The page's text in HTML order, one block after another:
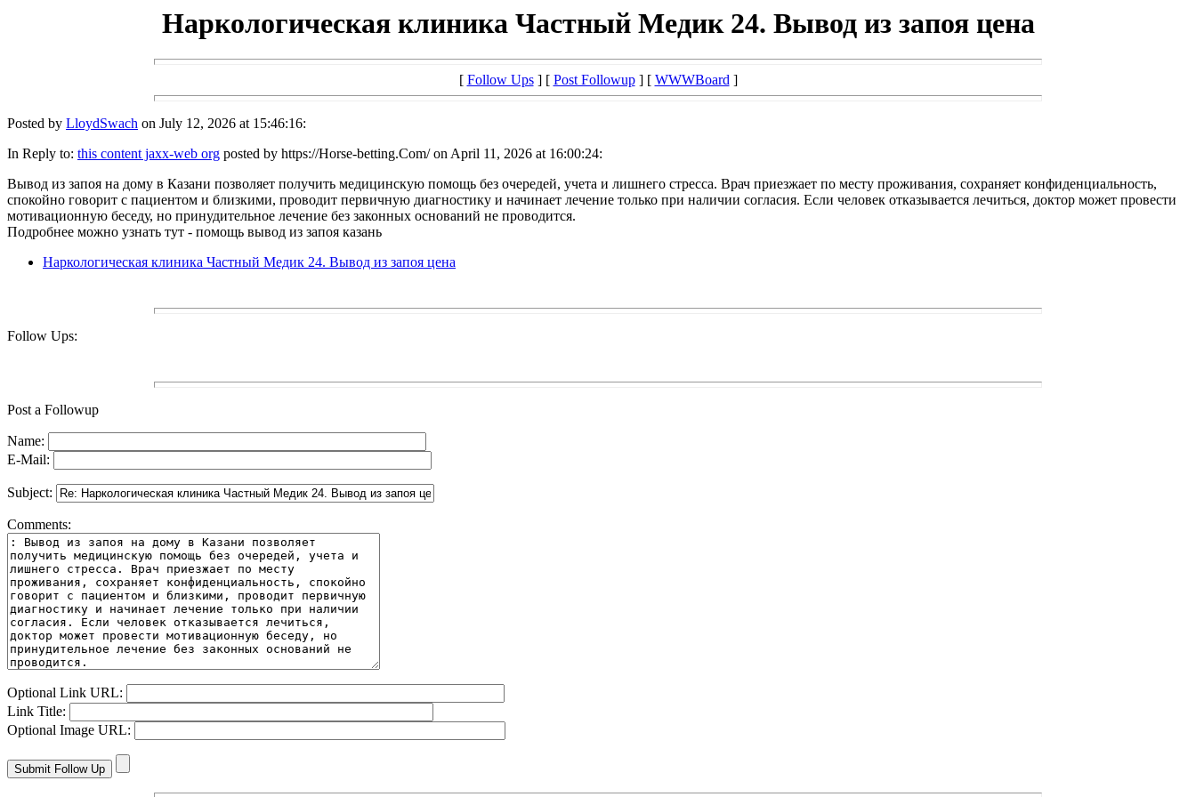
Наркологическая клиника Частный Медик 24. Вывод из запоя цена
[ Follow Ups] [ Post Followup] [ WWWBoard]
Posted by LloydSwach on July 12, 2026 at 15:46:16:
In Reply to: this content jaxx-web org posted by https://Horse-betting.Com/ on April 11, 2026 at 16:00:24:
Вывод из запоя на дому в Казани позволяет получить медицинскую помощь без очередей, учета и лишнего стресса. Врач приезжает по месту проживания, сохраняет конфиденциальность,
спокойно говорит с пациентом и близкими, проводит первичную диагностику и начинает лечение только при наличии согласия. Если человек отказывается лечиться, доктор может провести
мотивационную беседу, но принудительное лечение без законных оснований не проводится.
Подробнее можно узнать тут - помощь вывод из запоя казань
Наркологическая клиника Частный Медик 24. Вывод из запоя цена
Follow Ups:
Post a Followup
Name:
E-Mail:
Subject:
Comments:
Optional Link URL:
Link Title:
Optional Image URL: